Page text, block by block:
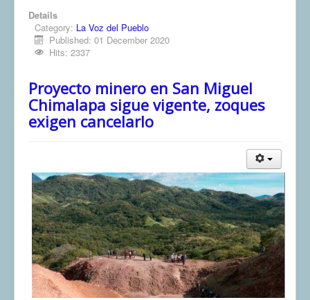
Details
Category: La Voz del Pueblo
Published: 01 December 2020
Hits: 2337
Proyecto minero en San Miguel
Chimalapa sigue vigente, zoques
exigen cancelarlo